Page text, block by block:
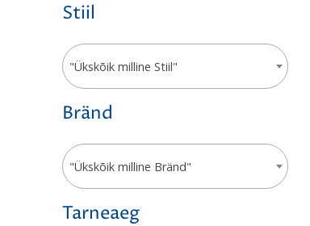
Stiil
"Ükskõik milline Stiil"
Bränd
"Ükskõik milline Bränd"
Tarneaeg